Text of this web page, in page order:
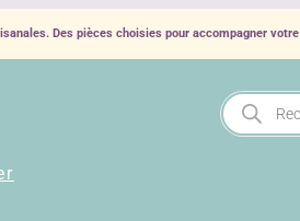
Des pièces choisies pour accompagner
Recherche
de
produits